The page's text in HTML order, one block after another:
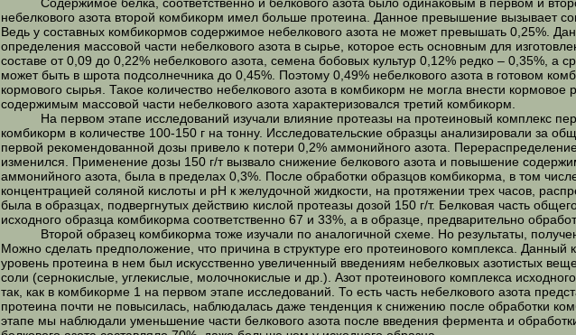
небелкового азота второй комбикорм имел больше протеина. Данное превышение вызывает
Ведь у составных комбикормов содержимое небелкового азота не может превышать 0,25%.
определения массовой части небелкового азота в сырье, которое есть основным для
составе от 0,09 до 0,22% небелкового азота, семена бобовых культур 0,12% редко – 0,35%, а
может быть в шрота подсолнечника до 0,45%. Поэтому 0,49% небелкового азота в готовом
кормового сырья. Такое количество небелкового азота в комбикорм не могла внести
содержимым массовой части небелкового азота характеризовался третий комбикорм.
На первом этапе исследований изучали влияние протеазы на протеиновый комплекс
комбикорм в количестве 100-150 г на тонну. Исследовательские образцы анализировали за
первой рекомендованной дозы привело к потери 0,2% аммонийного азота.
изменился. Применение дозы 150 г/т вызвало снижение белкового азота и повышение
аммонийного азота, была в пределах 0,3%. После обработки образцов комбикорма, в том
концентрацией соляной кислоты и рН к желудочной жидкости, на протяжении трех часов,
была в образцах, подвергнутых действию кислой протеазы дозой 150 г/т. Белковая часть
исходного образца комбикорма соответственно 67 и 33%, а в образце, предварительно
Второй образец комбикорма тоже изучали по аналогичной схеме. Но результаты,
Можно сделать предположение, что причина в структуре его протеинового комплекса.
уровень протеина в нем был искусственно увеличенный введениям небелковых азотистых
соли (сернокислые, углекислые, молочнокислые и др.). Азот протеинового комплекса
так, как в комбикорме 1 на первом этапе исследований. То есть часть небелкового азота
протеина почти не повысилась, наблюдалась даже тенденция к снижению после обработки
этапе мы наблюдали уменьшение части белкового азота после введения фермента и